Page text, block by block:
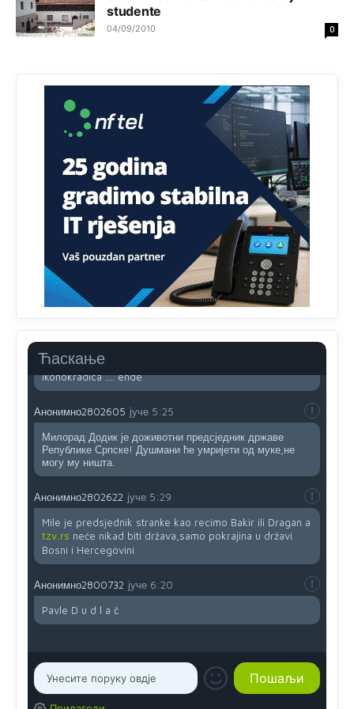
studente
04/09/2010 0
Ћаскање
Анонимно2798926 јуче 11:21
Ako tamo već ne živite. Topla preporuka paljanskog
yбиће га Били као зеца
Sto bogatiji-to skrtiji,sto tisi-to opasniji,sto pricivljiviji-to
gluplji,sto ljepsi-to razmazaniji,sto emotivniji-to
iskreniji,sto jaci- to bezdusniji,sto sladji u govoru-to
veci prevarant...
Анонимно2802132
2:14
Mnogi nesposobni ljudi su daleko dogurali. Ko je
nesposoban može raditi sve. Sposobni rade samo ono
što znaju.
....i onda su na tenkovima NATO pakta, na vlast došli
jedna baba i jedan švercer dezerter ratni profiter i
ikonokradica .... ende
Анонимно2802605 јуче 5:25
Милорад Додик је доживотни предсједник државе
Републике Српске! Душмани ће умријети од муке,не
могу му ништа.
Анонимно2802622 јуче 5:29
Mile je predsjednik stranke kao recimo Bakir ili Dragan a
tzv.rs neće nikad biti država,samo pokrajina u državi
Bosni i Hercegovini
Анонимно2800732 јуче 6:20
Pavle D u d l a č